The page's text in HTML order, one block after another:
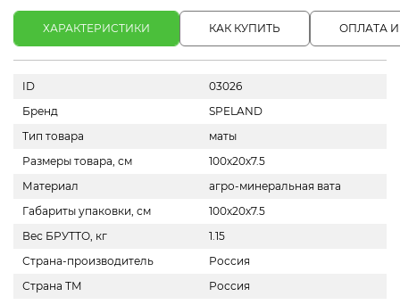
ХАРАКТЕРИСТИКИ КАК КУПИТЬ ОПЛАТА
ID
03026
Бренд
SPELAND
Тип товара
маты
Размеры товара, см
100х20х7.5
Материал
агро-минеральная вата
Габариты упаковки, см
100х20х7.5
Вес БРУТТО, кг
1.15
Страна-производитель
Россия
Страна ТМ
Россия